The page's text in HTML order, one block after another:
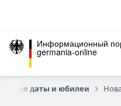
Информационный
germania-online
даты и юбилеи